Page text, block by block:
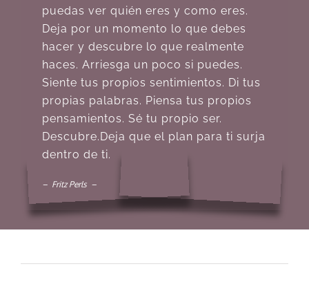
puedas ver quién eres y como eres.
Deja por un momento lo que debes
hacer y descubre lo que realmente
haces. Arriesga un poco si puedes.
Siente tus propios sentimientos. Di tus
propias palabras. Piensa tus propios
pensamientos. Sé tu propio ser.
Descubre.Deja que el plan para ti surja
dentro de ti.
– Fritz Perls –